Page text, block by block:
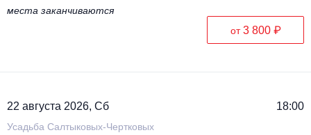
места заканчиваются
от3 800 ₽
22 августа 2026, Сб 18:00
Усадьба Салтыковых-Чертковых